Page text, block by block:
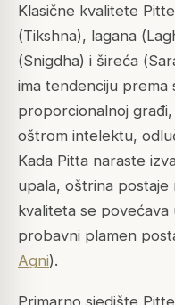
Klasične kvalitete
(Tikshna), lagana (
(Snigdha) i šireća (
ima tendenciju prema
proporcionalnoj
oštrom intelektu,
Kada Pitta naraste
upala, oštrina
kvaliteta se povećava
probavni plamen
Agni).
Primarno sjedište